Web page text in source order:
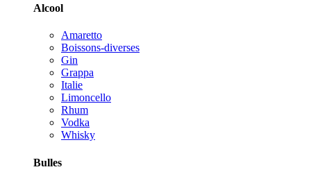
Alcool
Amaretto
Boissons-diverses
Gin
Grappa
Italie
Limoncello
Rhum
Vodka
Whisky
Bulles